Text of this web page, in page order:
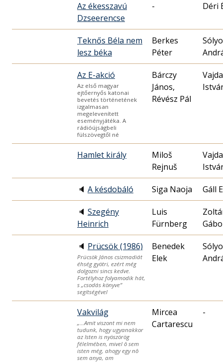
Az ékesszavú
Dzseerencse
- Déri
Teknős Béla nem
lesz béka
Berkes
Péter
Az E-akció
Az első magyar
ejtőernyős katonai
bevetés történetének
izgalmasan
megelevenített
eseményjátéka. A
rádióújságbeli
fülszövegtől né
Bárczy
János,
Révész Pál
Vajda
Hamlet király
Miloš
Rejnuš
Vajda
🔈 A késdobáló Siga Naoja Gáll
🔈 Szegény
Heinrich
Luis
Fürnberg
🔈 Prücsök (1986)
Prücsök János csizmadiát
éhség gyötri, ezért még
dolgozni sincs kedve.
Fortélyhoz folyamodik hát,
s „csodás könyve”
segítségével
Benedek
Elek
Vakvilág
„…Amit viszont mi nem
tudunk, hogy ugyanakkor
az Isten is nyöszörög
félelmében, mivel ô sem
isten még, ahogy egy nô
sem anya, am
Mircea
Cartarescu
-